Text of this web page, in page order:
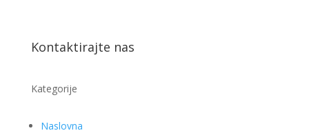
Kontaktirajte nas
Kategorije
Naslovna